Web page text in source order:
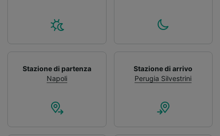
Stazione di partenza
Napoli
Stazione di arrivo
Perugia Silvestrini